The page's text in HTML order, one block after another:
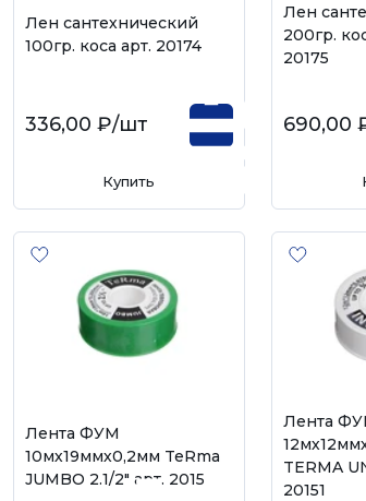
Лен сантехнический
100гр. коса арт. 20174
336,00 ₽/шт
Купить
Лен
200гр.
20175
690,00
Лента ФУМ
10мх19ммх0,2мм TeRma
JUMBO 2.1/2" арт. 20154
Лента
TERMA
20151